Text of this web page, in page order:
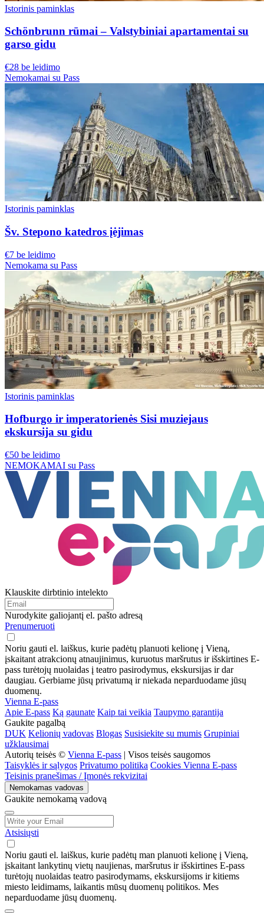
Istorinis paminklas
Schönbrunn rūmai – Valstybiniai apartamentai su
garso gidu
€28 be leidimo
Nemokamai su Pass
Istorinis paminklas
Šv. Stepono katedros įėjimas
€7 be leidimo
Nemokama su Pass
Istorinis paminklas
Hofburgo ir imperatorienės Sisi muziejaus
ekskursija su gidu
€50 be leidimo
NEMOKAMAI su Pass
Klauskite dirbtinio intelekto
Nurodykite galiojantį el. pašto adresą
Prenumeruoti
Noriu gauti el. laiškus, kurie padėtų planuoti kelionę į Vieną,
įskaitant atrakcionų atnaujinimus, kuruotus maršrutus ir išskirtines E-
pass turėtojų nuolaidas į teatro pasirodymus, ekskursijas ir dar
daugiau. Gerbiame jūsų privatumą ir niekada neparduodame jūsų
duomenų.
Vienna E-pass
Apie E-pass Ką gaunate Kaip tai veikia Taupymo garantija
Gaukite pagalbą
DUK Kelionių vadovas Blogas Susisiekite su mumis Grupiniai
užklausimai
Autorių teisės © Vienna E-pass | Visos teisės saugomos
Taisyklės ir sąlygos Privatumo politika Cookies Vienna E-pass
Teisinis pranešimas / Įmonės rekvizitai
Nemokamas vadovas
Gaukite nemokamą vadovą
Atsisiųsti
Noriu gauti el. laiškus, kurie padėtų man planuoti kelionę į Vieną,
įskaitant lankytinų vietų naujienas, maršrutus ir išskirtines E-pass
turėtojų nuolaidas teatro pasirodymams, ekskursijoms ir kitiems
miesto leidimams, laikantis mūsų duomenų politikos. Mes
neparduodame jūsų duomenų.